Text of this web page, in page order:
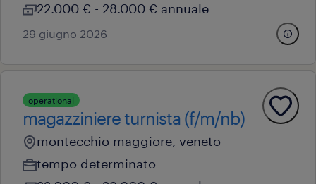
22.000 € - 28.000 € annuale
29 giugno 2026
operational
magazziniere turnista (f/m/nb)
montecchio maggiore, veneto
tempo determinato